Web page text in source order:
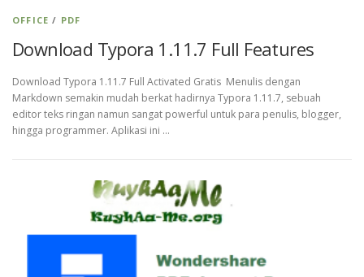
OFFICE / PDF
Download Typora 1.11.7 Full Features
Download Typora 1.11.7 Full Activated Gratis Menulis dengan
Markdown semakin mudah berkat hadirnya Typora 1.11.7, sebuah
editor teks ringan namun sangat powerful untuk para penulis, blogger,
hingga programmer. Aplikasi ini …